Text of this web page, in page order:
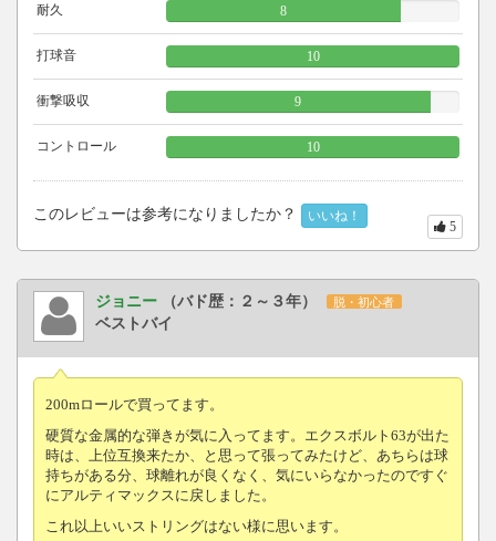
耐久 8
打球音 10
衝撃吸収 9
コントロール 10
このレビューは参考になりましたか？ いいね！
5
ジョニー （バド歴：２～３年） 脱・初心者
ベストバイ
200mロールで買ってます。
硬質な金属的な弾きが気に入ってます。エクスボルト63が出た
時は、上位互換来たか、と思って張ってみたけど、あちらは球
持ちがある分、球離れが良くなく、気にいらなかったのですぐ
にアルティマックスに戻しました。
これ以上いいストリングはない様に思います。